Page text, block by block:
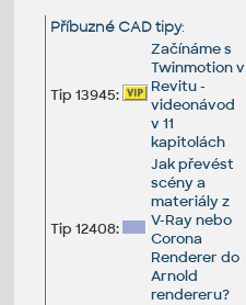
Příbuzné CAD tipy:
Tip 13945:
Začínáme s
Twinmotion v
Revitu -
videonávod
v 11
kapitolách
Tip 12408:
Jak převést
scény a
materiály z
V-Ray nebo
Corona
Renderer do
Arnold
rendereru?